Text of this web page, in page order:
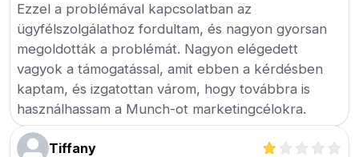
Ezzel a problémával kapcsolatban az
ügyfélszolgálathoz fordultam, és nagyon gyorsan
megoldották a problémát. Nagyon elégedett
vagyok a támogatással, amit ebben a kérdésben
kaptam, és izgatottan várom, hogy továbbra is
használhassam a Munch-ot marketingcélokra.
Tiffany